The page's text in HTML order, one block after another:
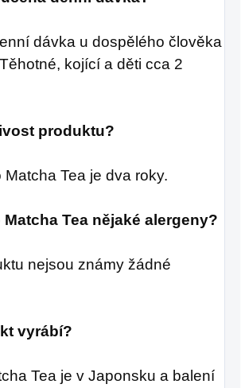
dávka u dospělého člověka
Těhotné, kojící a děti cca 2
produktu?
Tea je dva roky.
Tea nějaké alergeny?
nejsou známy žádné
vyrábí?
Tea je v Japonsku a balení